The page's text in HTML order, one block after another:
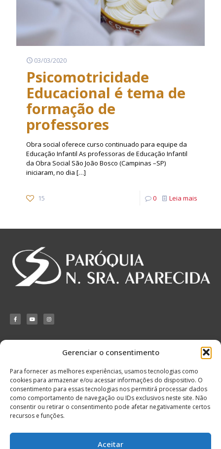
Gerenciar o consentimento
Para fornecer as melhores experiências, usamos tecnologias como
cookies para armazenar e/ou acessar informações do dispositivo. O
consentimento para essas tecnologias nos permitirá processar dados
como comportamento de navegação ou IDs exclusivos neste site. Não
consentir ou retirar o consentimento pode afetar negativamente certos
recursos e funções.
Aceitar
03/03/2020
Psicomotricidade
Educacional é tema de
formação de
professores
Obra social oferece curso continuado para equipe da
Educação Infantil As professoras de Educação Infantil
da Obra Social São João Bosco (Campinas –SP)
iniciaram, no dia […]
15 0 Leia mais
Rua Álvaro de
Mendonça, 521,
Itaquera
Telefone: 11 2079-
7346